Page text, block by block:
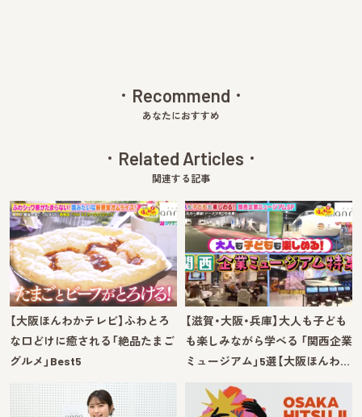
Recommend
あなたにおすすめ
Related Articles
関連する記事
【大阪ほんわかテレビ】ふわとろ
な口どけに癒される「絶品たまご
グルメ」Best5
【滋賀・大阪・兵庫】大人も子ども
も楽しみながら学べる 「関西企業
ミュージアム」5選【大阪ほんわ…